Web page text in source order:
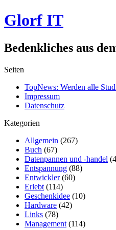
Glorf IT
Bedenkliches aus
Seiten
TopNews: Werden alle
Impressum
Datenschutz
Kategorien
Allgemein (267)
Buch (67)
Datenpannen und -handel
Entspannung (88)
Entwickler(60)
Erlebt (114)
Geschenkidee (10)
Hardware (42)
Links (78)
Management (114)